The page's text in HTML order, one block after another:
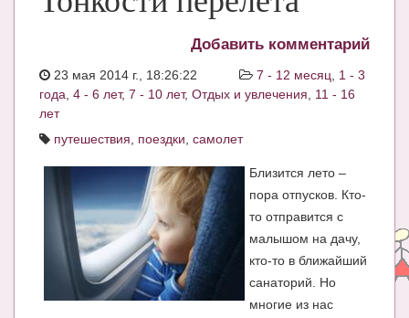
ЧАТ
КНИГИ
Рекомендовано
ПСИХОЛОГИЯ
ЗДОРОВЬЕ
МОДА И КРАСОТА
Добавить комментарий
23 мая 2014 г., 18:26:22 7 - 12 месяц
1 - 3
года 4 - 6 лет, 7 - 10 лет, Отдых и увлечения
11 - 16
лет
путешествия
поездки самолет
Близится лето –
пора отпусков. Кто-
то отправится с
малышом на дачу,
кто-то в ближайший
санаторий. Но
многие из нас